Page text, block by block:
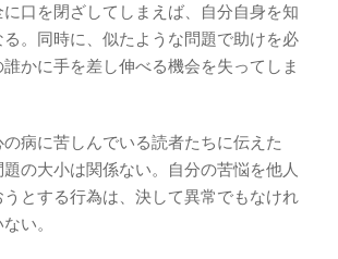
口を閉ざしてしまえば、自分自身を知
る。同時に、似たような問題で助けを必
かに手を差し伸べる機会を失ってしま
病に苦しんでいる読者たちに伝えた
の大小は関係ない。自分の苦悩を他人
とする行為は、決して異常でもなけれ
い。